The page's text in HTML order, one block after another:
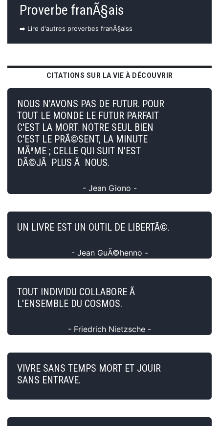
Proverbe franÃ§ais
➡️ Lire d'autres proverbes franÃ§aiss
CITATIONS SUR LA VIE À DÉCOUVRIR
NOUS N'AVONS PAS DE FUTUR. POUR
TOUT LE MONDE LE FUTUR PARFAIT
C'EST LA MORT. NOTRE SEUL BIEN
C'EST LE PRÃ©SENT, LA MINUTE
MÃªME ; CELLE QUI SUIT N'EST
DÃ©JÃ PLUS Ã NOUS.
- Jean Giono -
UN LIVRE EST UN OUTIL DE LIBERTÃ©.
- Jean GuÃ©henno -
TOUT INDIVIDU COLLABORE Ã
L'ENSEMBLE DU COSMOS.
- Friedrich Nietzsche -
VIVRE SANS TEMPS MORT ET JOUIR
SANS ENTRAVE.